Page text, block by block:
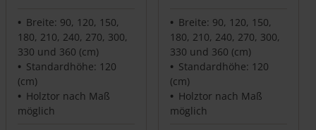
Breite: 90, 120, 150,
180, 210, 240, 270, 300,
330 und 360 (cm)
Standardhöhe: 120
(cm)
Holztor nach Maß
möglich
Breite: 90, 120, 150,
180, 210, 240, 270, 300,
330 und 360 (cm)
Standardhöhe: 120
(cm)
Holztor nach Maß
möglich